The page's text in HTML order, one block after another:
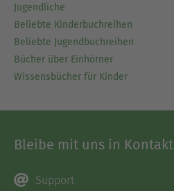
Jugendliche
Beliebte Kinderbuchreihen
Beliebte Jugendbuchreihen
Bücher über Einhörner
Wissensbücher für Kinder
Bleibe mit uns in Kontakt
Support